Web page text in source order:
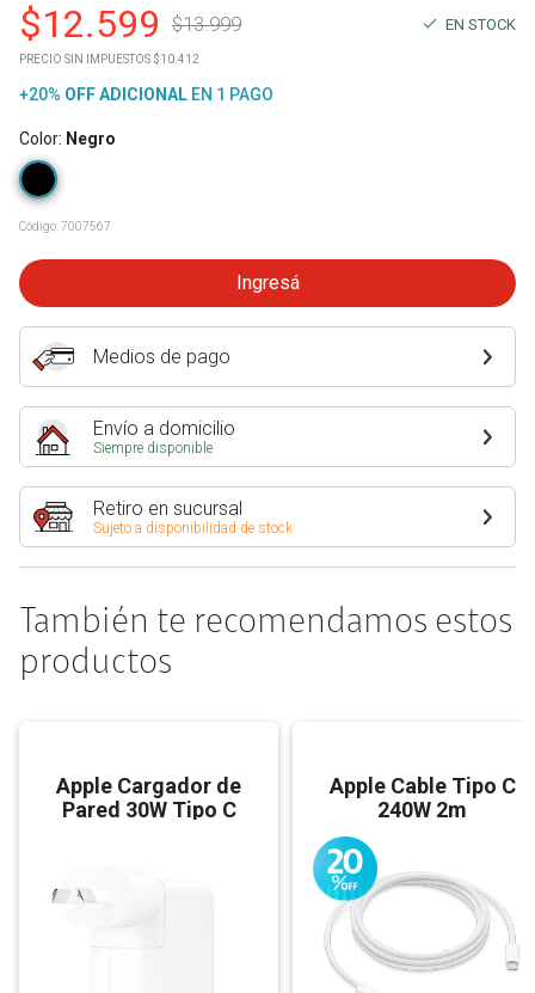
$12.599 $13.999 EN STOCK
PRECIO SIN IMPUESTOS $10.412
+20% OFFADICIONAL EN 1 PAGO
Color: Negro
Código:7007567
Ingresá
Medios de pago
Envío a domicilio
Siempre disponible
Retiro en sucursal
Sujeto a disponibilidad de stock
También te recomendamos estos
productos
Apple Cargador de
Pared 30W Tipo C
Apple Cable Tipo C
240W 2m